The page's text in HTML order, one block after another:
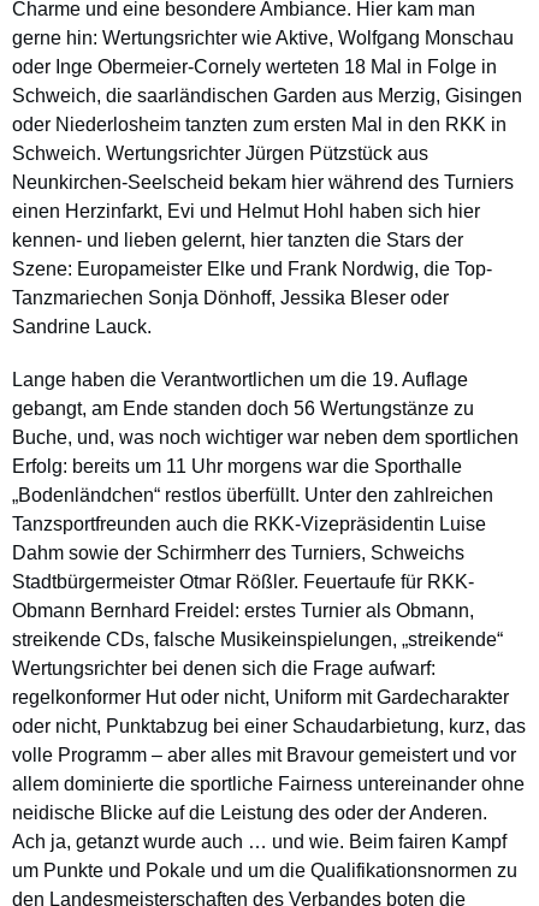
Charme und eine besondere Ambiance. Hier kam man
gerne hin: Wertungsrichter wie Aktive, Wolfgang Monschau
oder Inge Obermeier-Cornely werteten 18 Mal in Folge in
Schweich, die saarländischen Garden aus Merzig, Gisingen
oder Niederlosheim tanzten zum ersten Mal in den RKK in
Schweich. Wertungsrichter Jürgen Pützstück aus
Neunkirchen-Seelscheid bekam hier während des Turniers
einen Herzinfarkt, Evi und Helmut Hohl haben sich hier
kennen- und lieben gelernt, hier tanzten die Stars der
Szene: Europameister Elke und Frank Nordwig, die Top-
Tanzmariechen Sonja Dönhoff, Jessika Bleser oder
Sandrine Lauck.
Lange haben die Verantwortlichen um die 19. Auflage
gebangt, am Ende standen doch 56 Wertungstänze zu
Buche, und, was noch wichtiger war neben dem sportlichen
Erfolg: bereits um 11 Uhr morgens war die Sporthalle
„Bodenländchen“ restlos überfüllt. Unter den zahlreichen
Tanzsportfreunden auch die RKK-Vizepräsidentin Luise
Dahm sowie der Schirmherr des Turniers, Schweichs
Stadtbürgermeister Otmar Rößler. Feuertaufe für RKK-
Obmann Bernhard Freidel: erstes Turnier als Obmann,
streikende CDs, falsche Musikeinspielungen, „streikende“
Wertungsrichter bei denen sich die Frage aufwarf:
regelkonformer Hut oder nicht, Uniform mit Gardecharakter
oder nicht, Punktabzug bei einer Schaudarbietung, kurz, das
volle Programm – aber alles mit Bravour gemeistert und vor
allem dominierte die sportliche Fairness untereinander ohne
neidische Blicke auf die Leistung des oder der Anderen.
Ach ja, getanzt wurde auch … und wie. Beim fairen Kampf
um Punkte und Pokale und um die Qualifikationsnormen zu
den Landesmeisterschaften des Verbandes boten die